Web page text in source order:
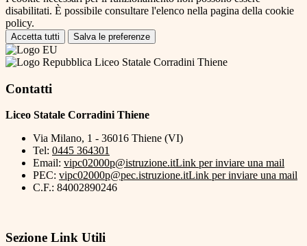
disabilitati. È possibile consultare l'elenco nella pagina della cookie
policy.
Accetta tutti Salva le preferenze
Liceo Statale Corradini Thiene
Contatti
Liceo Statale Corradini Thiene
Via Milano, 1 - 36016 Thiene (VI)
Tel: 0445 364301
Email: vipc02000p@istruzione.itLink per inviare una mail
PEC: vipc02000p@pec.istruzione.itLink per inviare una mail
C.F.: 84002890246
Sezione Link Utili